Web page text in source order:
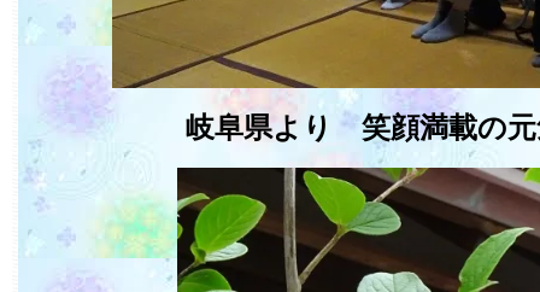
岐阜県より 笑顔満載の元